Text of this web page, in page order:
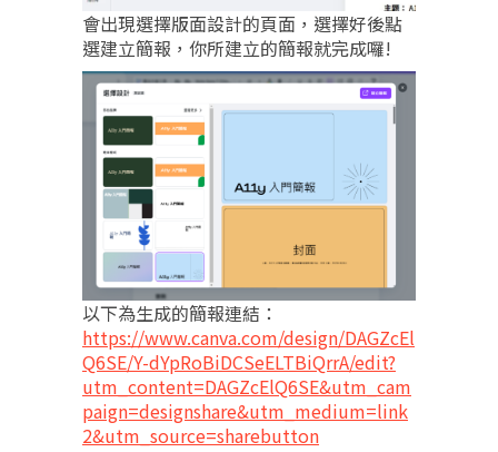
會出現選擇版面設計的頁面，選擇好後點
選建立簡報，你所建立的簡報就完成囉!
以下為生成的簡報連結：
https://www.canva.com/design/DAGZcEl
Q6SE/Y-dYpRoBiDCSeELTBiQrrA/edit?
utm_content=DAGZcElQ6SE&utm_cam
paign=designshare&utm_medium=link
2&utm_source=sharebutton